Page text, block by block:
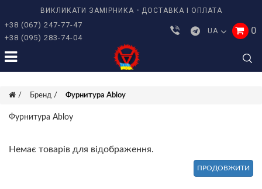
ВИКЛИКАТИ ЗАМІРНИКА ДОСТАВКА І ОПЛАТА
+38 (067) 247-77-47
+38 (095) 283-74-04
UA 0
Бренд Фурнитура Abloy
Фурнитура Abloy
Немає товарів для відображення.
ПРОДОВЖИТИ